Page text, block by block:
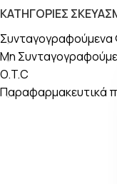
ΚΑΤΗΓΟΡΙΕΣ
Συνταγογραφούμενα
Μη
O.T.C
Παραφαρμακευτικά